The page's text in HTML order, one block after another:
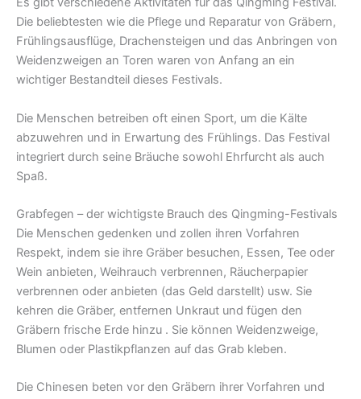
Die beliebtesten wie die Pflege und Reparatur von Gräbern,
Frühlingsausflüge, Drachensteigen und das Anbringen von
Weidenzweigen an Toren waren von Anfang an ein
wichtiger Bestandteil dieses Festivals.
Die Menschen betreiben oft einen Sport, um die Kälte
abzuwehren und in Erwartung des Frühlings. Das Festival
integriert durch seine Bräuche sowohl Ehrfurcht als auch
Spaß.
Grabfegen – der wichtigste Brauch des Qingming-Festivals
Die Menschen gedenken und zollen ihren Vorfahren
Respekt, indem sie ihre Gräber besuchen, Essen, Tee oder
Wein anbieten, Weihrauch verbrennen, Räucherpapier
verbrennen oder anbieten (das Geld darstellt) usw. Sie
kehren die Gräber, entfernen Unkraut und fügen den
Gräbern frische Erde hinzu . Sie können Weidenzweige,
Blumen oder Plastikpflanzen auf das Grab kleben.
Die Chinesen beten vor den Gräbern ihrer Vorfahren und